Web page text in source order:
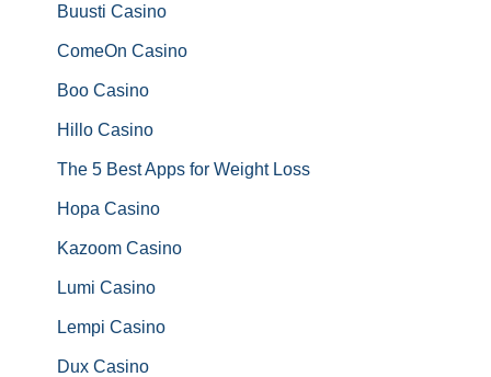
Buusti Casino
ComeOn Casino
Boo Casino
Hillo Casino
The 5 Best Apps for Weight Loss
Hopa Casino
Kazoom Casino
Lumi Casino
Lempi Casino
Dux Casino